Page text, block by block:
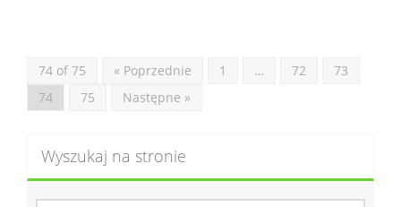
74 of 75 « Poprzednie 1 … 72
73
74
75 Następne »
Wyszukaj na stronie